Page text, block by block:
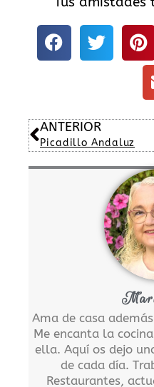
Ant
ANTERIOR
Picadillo Andaluz
Ama de casa
Me encanta la
ella. Aquí os dejo
de cada día.
Restaurantes,